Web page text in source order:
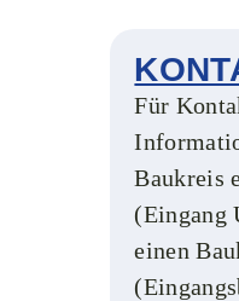
Für
Baukreis
(Eingang
einen